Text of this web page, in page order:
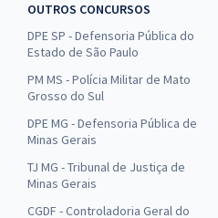
- Economista
à vista
37,32
R$ 111,96 (-20%)
do Estado do Amazonas -
OUTROS CONCURSOS
DPE SP - Defensoria Pública do
Estado de São Paulo
PM MS - Polícia Militar de Mato
Grosso do Sul
DPE MG - Defensoria Pública de
Minas Gerais
TJ MG - Tribunal de Justiça de
Minas Gerais
CGDF - Controladoria Geral do